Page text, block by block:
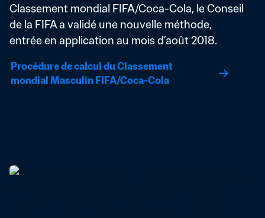
Classement mondial FIFA/Coca-Cola, le Conseil
de la FIFA a validé une nouvelle méthode,
entrée en application au mois d’août 2018.
Procédure de calcul du Classement
mondial Masculin FIFA/Coca-Cola